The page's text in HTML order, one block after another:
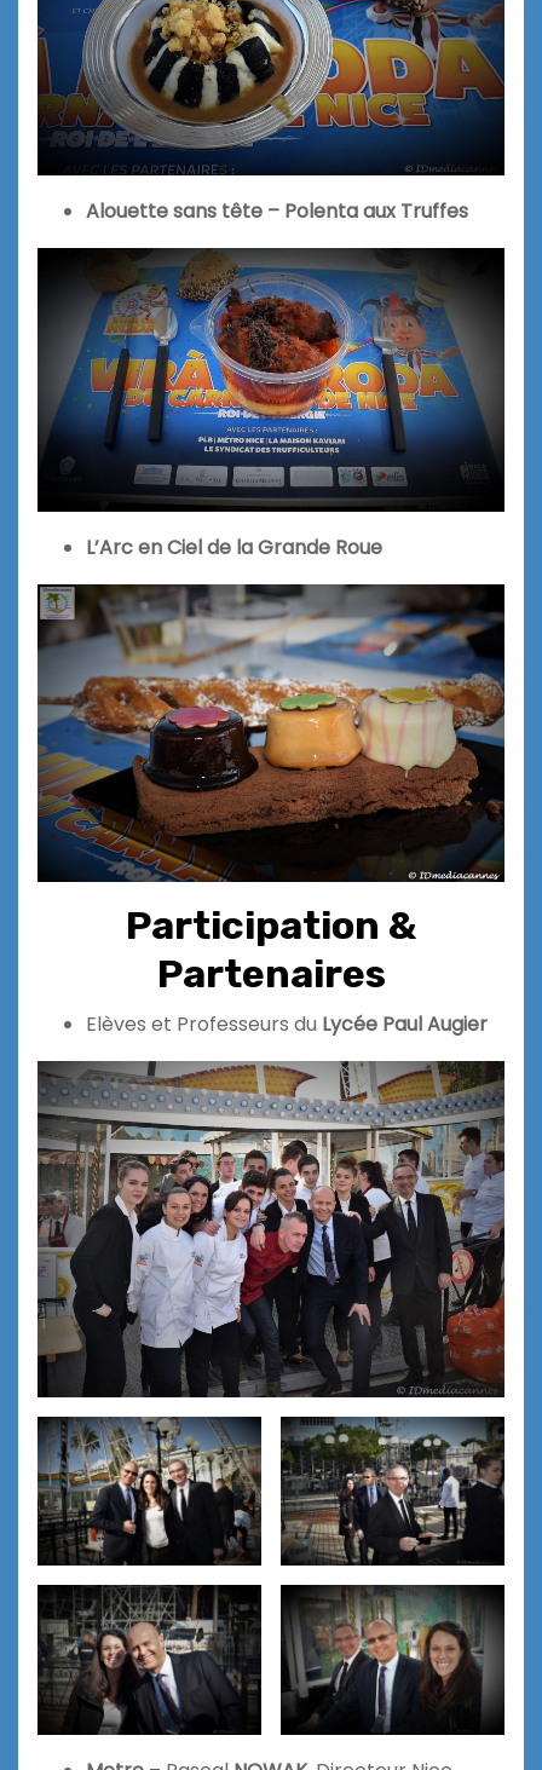
Alouette sans tête – Polenta aux Truffes
L’Arc en Ciel de la Grande Roue
Participation &
Partenaires
Elèves et Professeurs du Lycée Paul Augier